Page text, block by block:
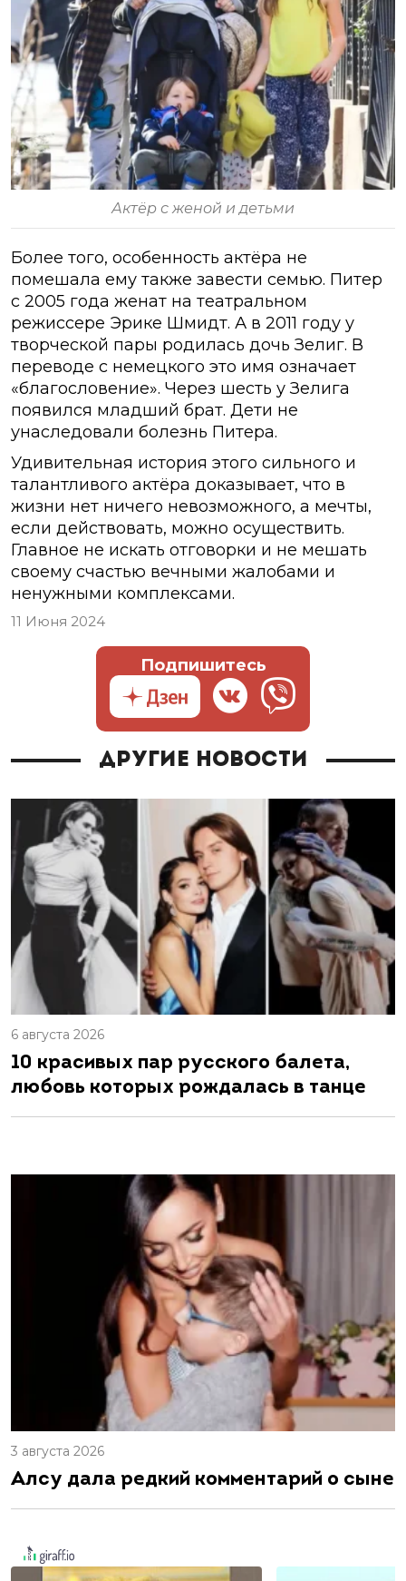
Актёр с женой и детьми
Более того, особенность актёра не
помешала ему также завести семью. Питер
с 2005 года женат на театральном
режиссере Эрике Шмидт. А в 2011 году у
творческой пары родилась дочь Зелиг. В
переводе с немецкого это имя означает
«благословение». Через шесть у Зелига
появился младший брат. Дети не
унаследовали болезнь Питера.
Удивительная история этого сильного и
талантливого актёра доказывает, что в
жизни нет ничего невозможного, а мечты,
если действовать, можно осуществить.
Главное не искать отговорки и не мешать
своему счастью вечными жалобами и
ненужными комплексами.
11 Июня 2024
Подпишитесь
Другие новости
6 августа 2026
10 красивых пар русского балета,
любовь которых рождалась в танце
3 августа 2026
Алсу дала редкий комментарий о сыне